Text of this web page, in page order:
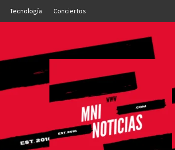
Tecnología Conciertos